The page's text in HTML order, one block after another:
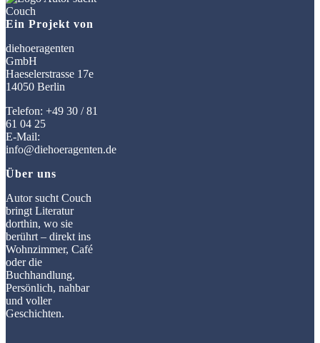
Ein Projekt von
diehoeragenten
GmbH
Haeselerstrasse 17e
14050 Berlin
Telefon: +49 30 / 81
61 04 25
E-Mail:
info@diehoeragenten.de
Über uns
Autor sucht Couch
bringt Literatur
dorthin, wo sie
berührt – direkt ins
Wohnzimmer, Café
oder die
Buchhandlung.
Persönlich, nahbar
und voller
Geschichten.